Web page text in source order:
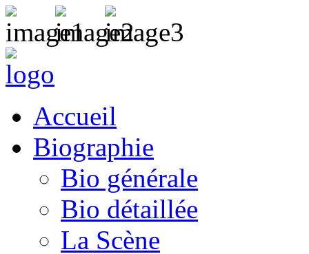
Accueil
Biographie
Bio générale
Bio détaillée
La Scène